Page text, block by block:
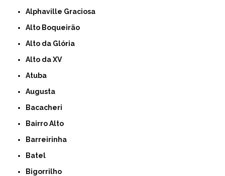
Alphaville Graciosa
Alto Boqueirão
Alto da Glória
Alto da XV
Atuba
Augusta
Bacacheri
Bairro Alto
Barreirinha
Batel
Bigorrilho